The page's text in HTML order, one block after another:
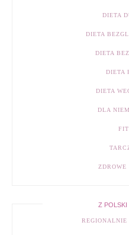
DIETA
DIETA
DIETA
DIETA
DIETA
DLA
FIT
ZDROWE
Z POLSKI